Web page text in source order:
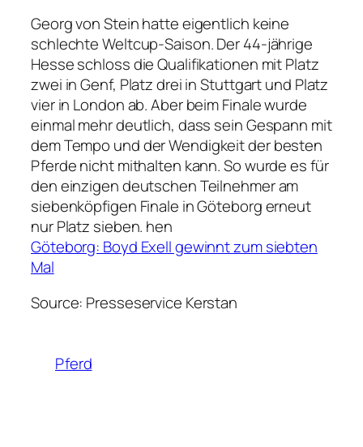
Georg von Stein hatte eigentlich keine
schlechte Weltcup-Saison. Der 44-jährige
Hesse schloss die Qualifikationen mit Platz
zwei in Genf, Platz drei in Stuttgart und Platz
vier in London ab. Aber beim Finale wurde
einmal mehr deutlich, dass sein Gespann mit
dem Tempo und der Wendigkeit der besten
Pferde nicht mithalten kann. So wurde es für
den einzigen deutschen Teilnehmer am
siebenköpfigen Finale in Göteborg erneut
nur Platz sieben. hen
Göteborg: Boyd Exell gewinnt zum siebten
Mal
Source: Presseservice Kerstan
Pferd